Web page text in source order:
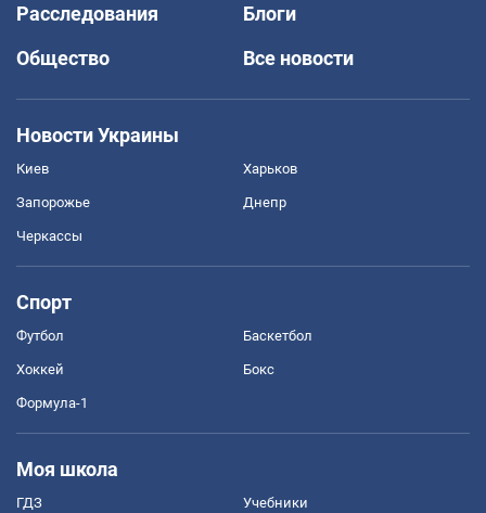
Расследования
Блоги
Общество
Все новости
Новости Украины
Киев Харьков
Запорожье Днепр
Черкассы
Спорт
Футбол Баскетбол
Хоккей Бокс
Формула-1
Моя школа
ГДЗ Учебники